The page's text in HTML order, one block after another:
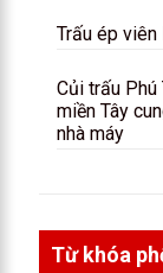
Trấu ép viên
Củi trấu Phú
miền Tây
nhà máy
Từ khóa